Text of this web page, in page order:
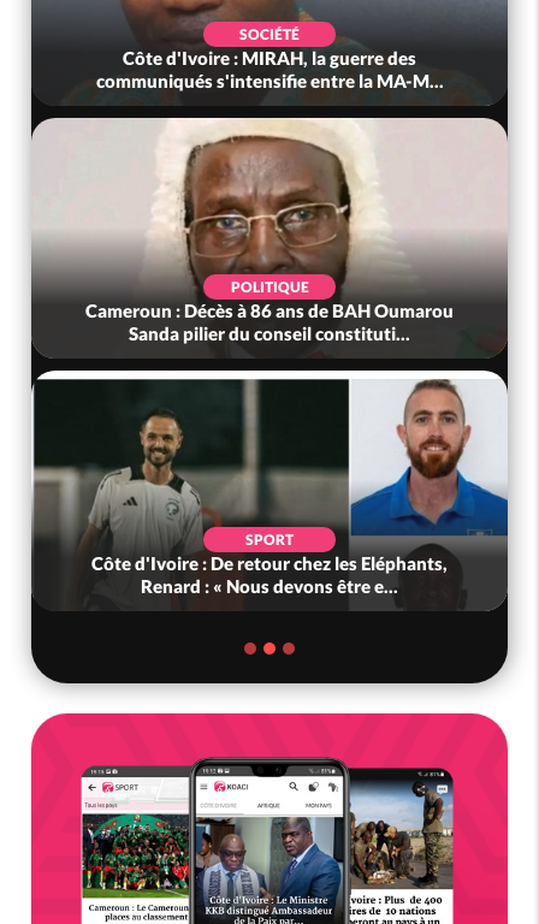
SOCIÉTÉ
Côte d'Ivoire : MIRAH, la guerre des
communiqués s'intensifie entre la MA-M...
POLITIQUE
Cameroun : Décès à 86 ans de BAH Oumarou
Sanda pilier du conseil constituti...
SPORT
Côte d'Ivoire : De retour chez les Eléphants,
Renard : « Nous devons être e...